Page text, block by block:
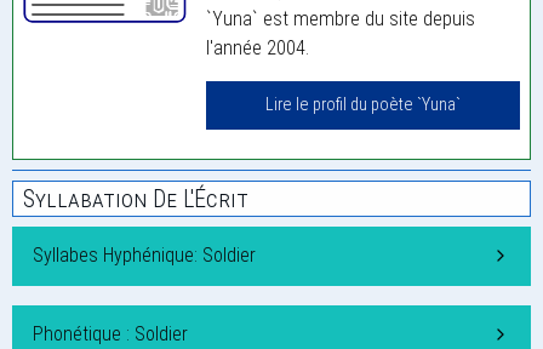
`Yuna` est membre du site depuis
l'année 2004.
Lire le profil du poète `Yuna`
Syllabation De L'Écrit
Syllabes Hyphénique: Soldier
Phonétique : Soldier